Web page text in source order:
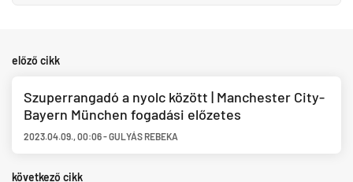
előző cikk
Szuperrangadó a nyolc között | Manchester City-
Bayern München fogadási előzetes
2023.04.09.,00:06-GULYÁS REBEKA
következő cikk